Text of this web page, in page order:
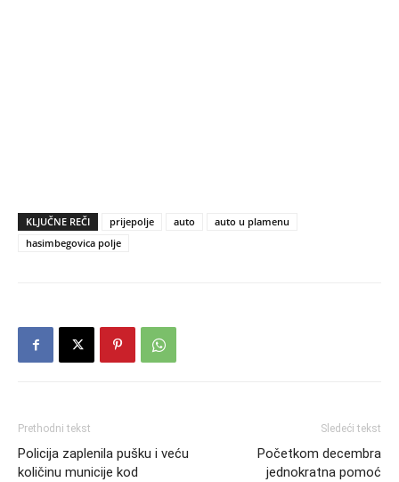
KLJUČNE REČI prijepolje auto
auto u plamenu
hasimbegovica polje
Prethodni tekst
Policija zaplenila pušku i veću
količinu municije kod
Sledeći tekst
Početkom decembra
jednokratna pomoć